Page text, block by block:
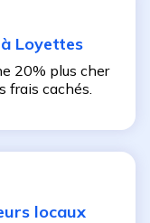
Loyettes
20% plus cher
frais cachés.
locaux